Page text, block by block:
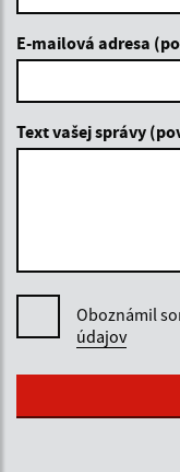
E-mailová adresa
Text vašej správy
Oboznámil
údajov
Google reCaptcha